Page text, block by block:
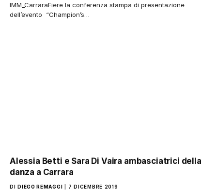
IMM_CarraraFiere la conferenza stampa di presentazione
dell’evento “Champion’s…
Alessia Betti e Sara Di Vaira ambasciatrici della
danza a Carrara
DI DIEGO REMAGGI 7 DICEMBRE 2019